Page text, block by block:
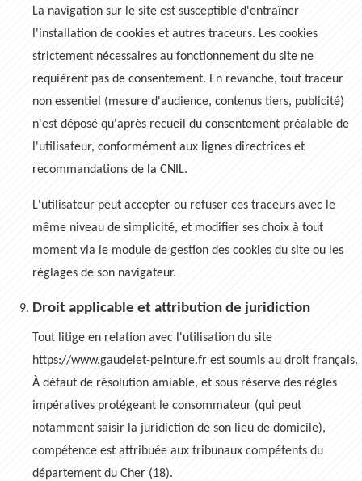
La navigation sur le site est susceptible d'entraîner
l'installation de cookies et autres traceurs. Les cookies
strictement nécessaires au fonctionnement du site ne
requièrent pas de consentement. En revanche, tout traceur
non essentiel (mesure d'audience, contenus tiers, publicité)
n'est déposé qu'après recueil du consentement préalable de
l'utilisateur, conformément aux lignes directrices et
recommandations de la CNIL.
L'utilisateur peut accepter ou refuser ces traceurs avec le
même niveau de simplicité, et modifier ses choix à tout
moment via le module de gestion des cookies du site ou les
réglages de son navigateur.
Droit applicable et attribution de juridiction
Tout litige en relation avec l'utilisation du site
https://www.gaudelet-peinture.fr est soumis au droit français.
À défaut de résolution amiable, et sous réserve des règles
impératives protégeant le consommateur (qui peut
notamment saisir la juridiction de son lieu de domicile),
compétence est attribuée aux tribunaux compétents du
département du Cher (18).